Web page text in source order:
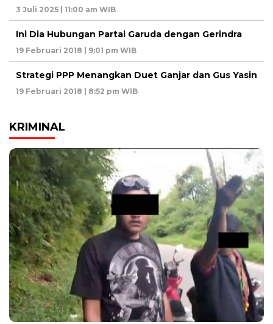
3 Juli 2025 | 11:00 am WIB
Ini Dia Hubungan Partai Garuda dengan Gerindra
19 Februari 2018 | 9:01 pm WIB
Strategi PPP Menangkan Duet Ganjar dan Gus Yasin
19 Februari 2018 | 8:52 pm WIB
KRIMINAL